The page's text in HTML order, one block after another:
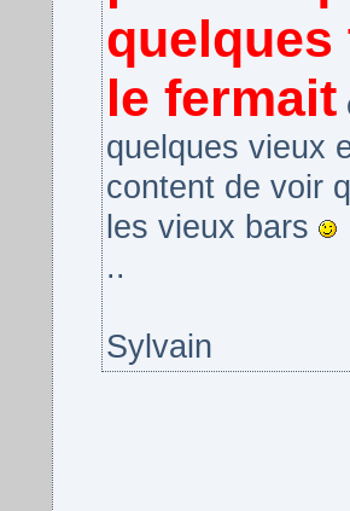
quelques
le fermait
quelques vieux
content de voir
les vieux bars
..
Sylvain